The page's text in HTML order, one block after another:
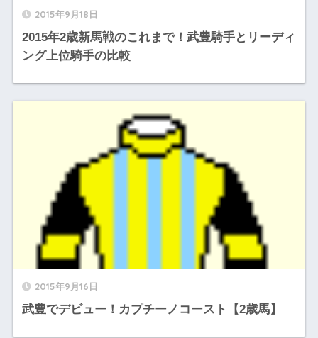
2015年9月18日
2015年2歳新馬戦のこれまで！武豊騎手とリーディ
ング上位騎手の比較
2015年9月16日
武豊でデビュー！カプチーノコースト【2歳馬】